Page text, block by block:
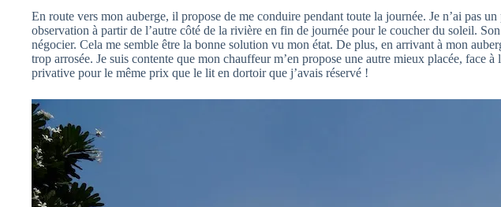
En route vers mon auberge, il propose de me conduire pendant toute la journée. Je n’ai pas
observation à partir de l’autre côté de la rivière en fin de journée pour le coucher du soleil.
négocier. Cela me semble être la bonne solution vu mon état. De plus, en arrivant à mon
trop arrosée. Je suis contente que mon chauffeur m’en propose une autre mieux placée,
privative pour le même prix que le lit en dortoir que j’avais réservé !